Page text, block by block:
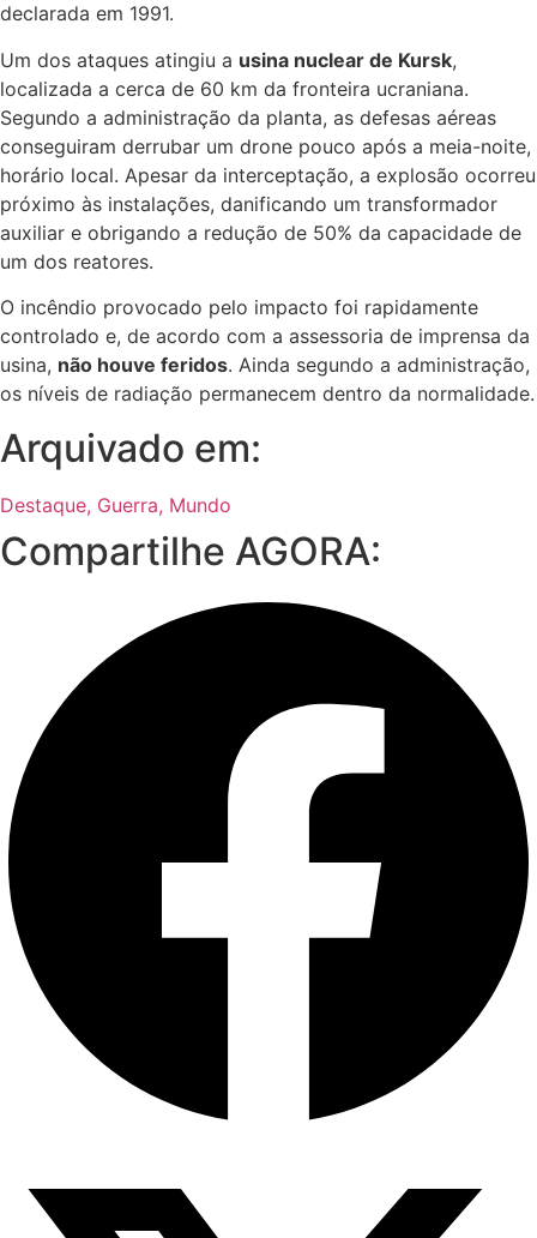
declarada em 1991.
Um dos ataques atingiu a usina nuclear de Kursk,
localizada a cerca de 60 km da fronteira ucraniana.
Segundo a administração da planta, as defesas aéreas
conseguiram derrubar um drone pouco após a meia-noite,
horário local. Apesar da interceptação, a explosão ocorreu
próximo às instalações, danificando um transformador
auxiliar e obrigando a redução de 50% da capacidade de
um dos reatores.
O incêndio provocado pelo impacto foi rapidamente
controlado e, de acordo com a assessoria de imprensa da
usina, não houve feridos. Ainda segundo a administração,
os níveis de radiação permanecem dentro da normalidade.
Arquivado em:
Destaque, Guerra, Mundo
Compartilhe AGORA: